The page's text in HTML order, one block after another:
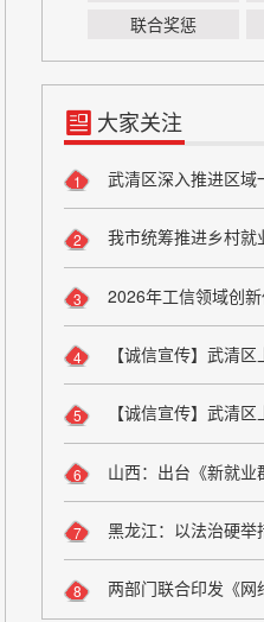
联合奖惩
大家关注
武清区深入推进区域一体化、京津同
1
我市统筹推进乡村就业驿站
2
2026年工信领域创新
3
【诚信宣传】武清区上马
4
【诚信宣传】武清区上马
5
山西：出台《新就业群体诉求
6
黑龙江：以法治硬举
7
两部门联合印发《网
8